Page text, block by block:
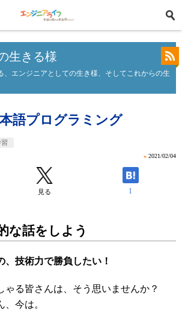
生きる様
、エンジニアとしての生き様、そしてこれからの生
語プログラミング
» 2021/02/04
見る 1
な話をしよう
、技術力で勝負したい！
ゃる皆さんは、そう思いませんか？
今は。